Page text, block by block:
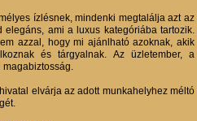
ízlésnek, mindenki megtalálja azt az
ami a luxus kategóriába tartozik.
azzal, hogy mi ajánlható azoknak, akik
és tárgyalnak. Az üzletember, a
magabiztosság.
elvárja az adott munkahelyhez méltó